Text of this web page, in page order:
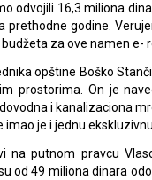
odvojili 16,3 miliona
prethodne godine.
za ove namen e-
opštine Boško
prostorima. On je
i kanalizaciona
imao je i jednu
na putnom pravcu
od 49 miliona dinara